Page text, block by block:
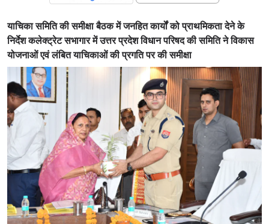
याचिका समिति की समीक्षा बैठक में जनहित कार्यों को प्राथमिकता देने के
निर्देश कलेक्ट्रेट सभागार में उत्तर प्रदेश विधान परिषद की समिति ने विकास
योजनाओं एवं लंबित याचिकाओं की प्रगति पर की समीक्षा